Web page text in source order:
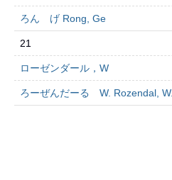
ろん げ Rong, Ge
21
ローゼンダール，W
ろーぜんだーる W. Rozendal, W.